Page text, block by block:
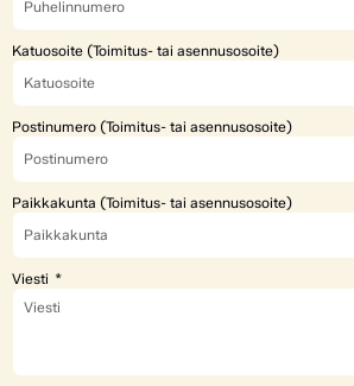
Katuosoite (Toimitus- tai asennusosoite)
Postinumero (Toimitus- tai asennusosoite)
Paikkakunta (Toimitus- tai asennusosoite)
Viesti